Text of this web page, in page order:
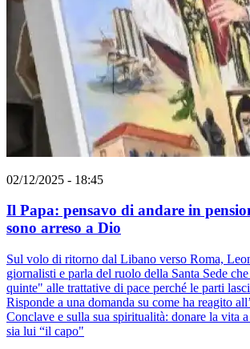
02/12/2025 - 18:45
Il Papa: pensavo di andare in
sono arreso a Dio
Sul volo di ritorno dal Libano verso Roma,
giornalisti e parla del ruolo della Santa Sede
quinte" alle trattative di pace perché le parti
Risponde a una domanda su come ha reagito
Conclave e sulla sua spiritualità: donare la vita
sia lui “il capo"